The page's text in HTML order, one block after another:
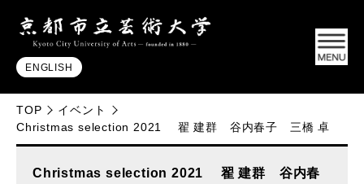
ENGLISH
TOP
イベント
Christmas selection 2021 翟 建群 谷内春子 三橋 卓
Christmas selection 2021 翟 建群 谷内春